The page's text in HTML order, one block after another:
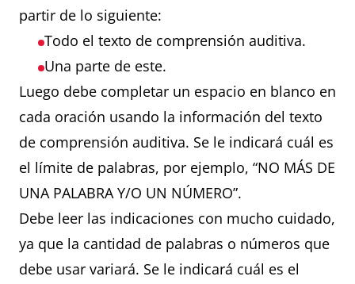
partir de lo siguiente:
Todo el texto de comprensión auditiva.
Una parte de este.
Luego debe completar un espacio en blanco en
cada oración usando la información del texto
de comprensión auditiva. Se le indicará cuál es
el límite de palabras, por ejemplo, “NO MÁS DE
UNA PALABRA Y/O UN NÚMERO”.
Debe leer las indicaciones con mucho cuidado,
ya que la cantidad de palabras o números que
debe usar variará. Se le indicará cuál es el